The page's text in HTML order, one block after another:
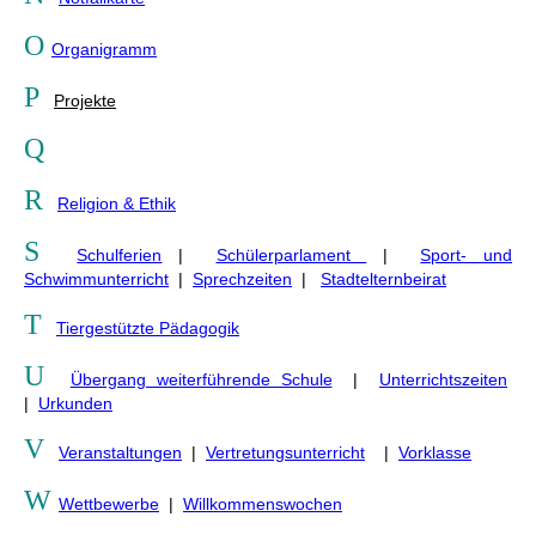
O Organigramm
P Projekte
Q
R
Religion & Ethik
SSchulferien | Schülerparlament |Sport- und
Schwimmunterricht | Sprechzeiten | Stadtelternbeirat
T Tiergestützte Pädagogik
U Übergang weiterführende Schule |
Unterrichtszeiten
|
Urkunden
V Veranstaltungen | Vertretungsunterricht | Vorklasse
W Wettbewerbe | Willkommenswochen